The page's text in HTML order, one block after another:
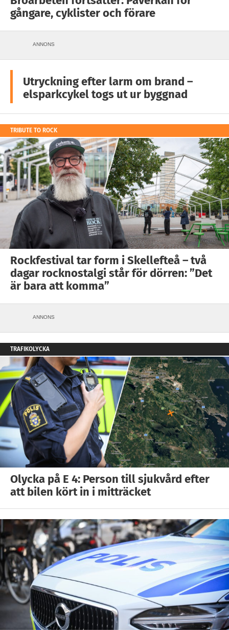
gångare, cyklister och förare
ANNONS
Utryckning efter larm om brand –
elsparkcykel togs ut ur byggnad
TRIBUTE TO ROCK
Rockfestival tar form i Skellefteå – två
dagar rocknostalgi står för dörren: ”Det
är bara att komma”
ANNONS
TRAFIKOLYCKA
Olycka på E 4: Person till sjukvård efter
att bilen kört in i mitträcket